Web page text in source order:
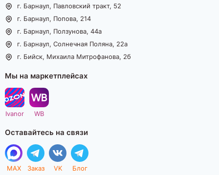
г. Барнаул, Павловский тракт, 52
г. Барнаул, Попова, 214
г. Барнаул, Ползунова, 44а
г. Барнаул, Солнечная Поляна, 22а
г. Бийск, Михаила Митрофанова, 2б
Мы на маркетплейсах
Ivanor WB
Оставайтесь на связи
MAX Заказ VK Блог